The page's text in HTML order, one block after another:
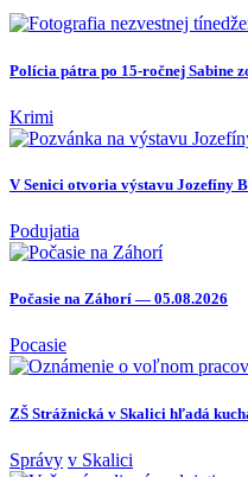
Polícia pátra po 15-ročnej Sabine
Krimi
V Senici otvoria výstavu Jozefíny
Podujatia
Počasie na Záhorí — 05.08.2026
Pocasie
ZŠ Strážnická v Skalici hľadá
Správy v Skalici